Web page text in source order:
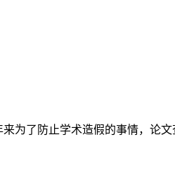
为了防止学术造假的事情，论